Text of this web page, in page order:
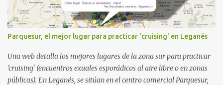
Parquesur, el mejor lugar para practicar 'cruising' en Leganés
Una web detalla los mejores lugares de la zona sur para practicar
'cruising' (encuentros exuales esporádicos al aire libre o en zonas
públicas). En Leganés, se sitúan en el centro comercial Parquesur,